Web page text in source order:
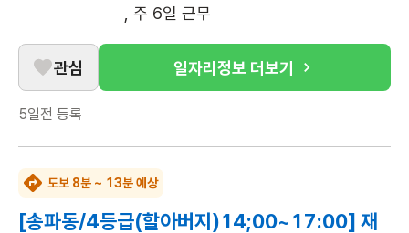
, 주 6일 근무
관심 일자리정보 더보기
5일전 등록
도보 8분 ~ 13분 예상
[송파동/4등급(할아버지)14;00~17:00] 재